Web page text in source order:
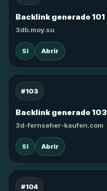
Backlink generado 101
3db.moy.su
SI Abrir
#103
Backlink generado 103
3d-fernseher-kaufen.com
SI Abrir
#104